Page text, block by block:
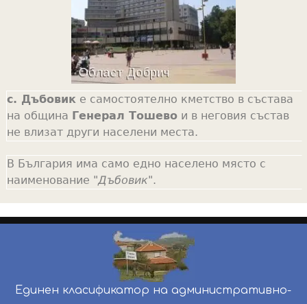
с. Дъбовике самостоятелно кметство в състава
на община Генерал Тошевои в неговия състав
не влизат други населени места.
В България има само едно населено място с
наименование "Дъбовик".
Единен класификатор на административно-